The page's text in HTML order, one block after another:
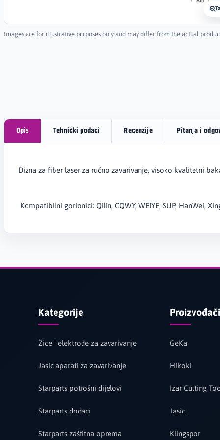
Images are for illustrative purposes only and may differ from the actual
Opis Tehnički podaci Recenzije Pitanja i
Dizna za fiber laser za ručno zavarivanje, visoko kvalitetni
Kompatibilni gorionici: Qilin, CQWY, WEIYE, SUP, HanWei,
Kategorije
Žice i elektrode za zavarivanje
Jasic aparati za zavarivanje
Starparts potrošni dijelovi
Starparts dodaci
Starparts zaštitna oprema
Proizvođači
GeKa
Hikoki
Izar Cutting
Jasic
Klingspor